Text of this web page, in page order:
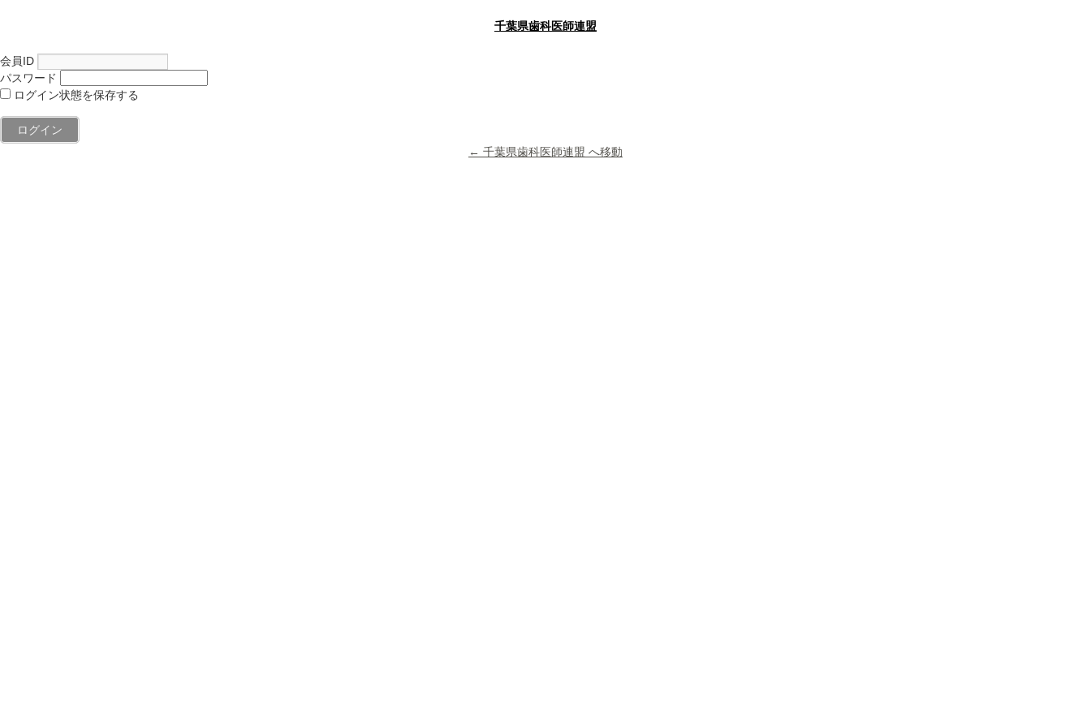
千葉県歯科医師連盟
会員ID
パスワード
ログイン状態を保存する
← 千葉県歯科医師連盟 へ移動